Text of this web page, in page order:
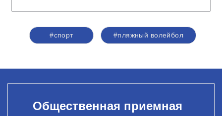
#спорт #пляжный волейбол
Общественная приемная